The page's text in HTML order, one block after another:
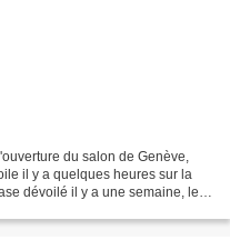
du salon de Genève,
il y a quelques heures sur la
dévoilé il y a une semaine, les